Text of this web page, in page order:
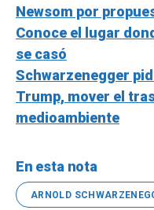
Newsom por
Conoce el lugar
se casó
Schwarzenegger
Trump, mover el
medioambiente
En esta nota
ARNOLD